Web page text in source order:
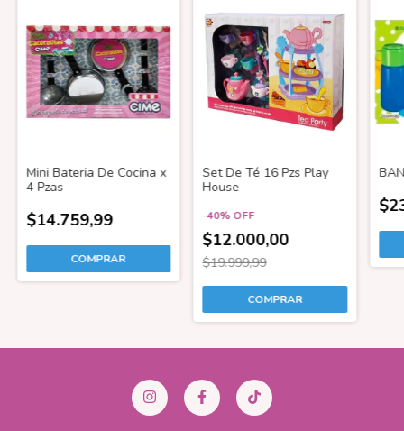
Mini Bateria De Cocina x
4 Pzas
$14.759,99
Set De Té 16 Pzs Play
House
-40%OFF
$12.000,00
$19.999,99